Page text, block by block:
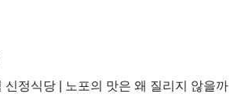
신정식당 | 노포의 맛은 왜 질리지 않을까